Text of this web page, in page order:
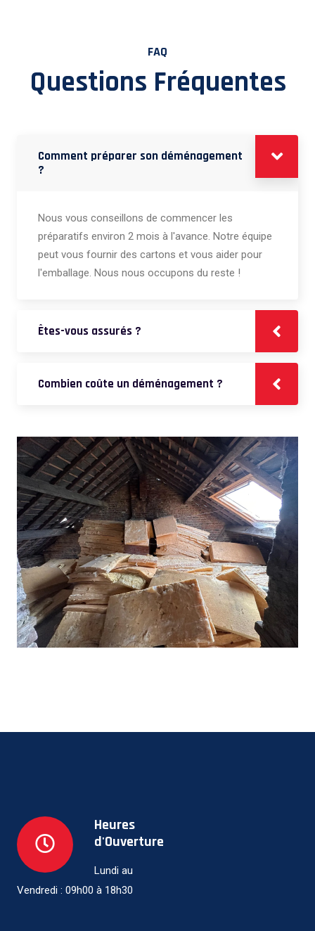
FAQ
Questions Fréquentes
Comment préparer son déménagement
?
Nous vous conseillons de commencer les
préparatifs environ 2 mois à l'avance. Notre équipe
peut vous fournir des cartons et vous aider pour
l'emballage. Nous nous occupons du reste !
Êtes-vous assurés ?
Combien coûte un déménagement ?
Heures
d'Ouverture
Lundi au
Vendredi : 09h00 à 18h30